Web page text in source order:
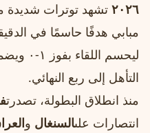
٢٠٢٦ تشهد توترات شديدة
مبابي هدفًا حاسمًا في
ليحسم
التأهل إلى ربع النهائي.
منذ انطلاق البطولة، تصدرت
انتصارات علىالسنغال و